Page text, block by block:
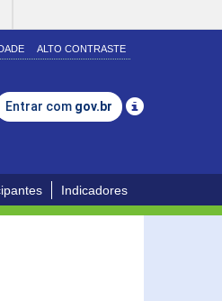
ALTO CONTRASTE
Entrar com gov.br
Indicadores